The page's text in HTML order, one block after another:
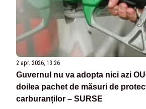
2 apr. 2026, 13:26
Guvernul nu va adopta nici azi
doilea pachet de măsuri de
carburanților – SURSE